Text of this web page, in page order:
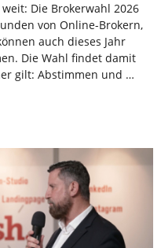
Die Brokerwahl 2026
von Online-Brokern,
auch dieses Jahr
Die Wahl findet damit
gilt: Abstimmen und …